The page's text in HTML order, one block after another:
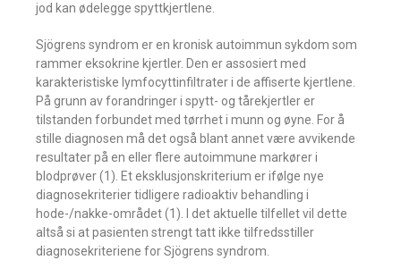
jod kan ødelegge spyttkjertlene.
Sjögrens syndrom er en kronisk autoimmun sykdom som
rammer eksokrine kjertler. Den er assosiert med
karakteristiske lymfocyttinfiltrater i de affiserte kjertlene.
På grunn av forandringer i spytt- og tårekjertler er
tilstanden forbundet med tørrhet i munn og øyne. For å
stille diagnosen må det også blant annet være avvikende
resultater på en eller flere autoimmune markører i
blodprøver (1). Et eksklusjonskriterium er ifølge nye
diagnosekriterier tidligere radioaktiv behandling i
hode-/nakke-området (1). I det aktuelle tilfellet vil dette
altså si at pasienten strengt tatt ikke tilfredsstiller
diagnosekriteriene for Sjögrens syndrom.